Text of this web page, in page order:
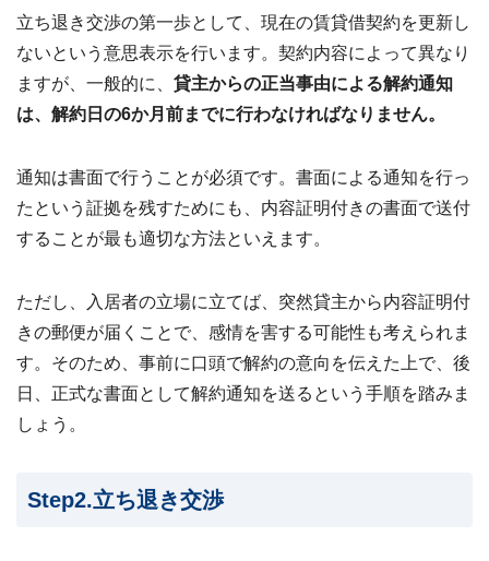
立ち退き交渉の第一歩として、現在の賃貸借契約を更新し
ないという意思表示を行います。契約内容によって異なり
ますが、一般的に、 貸主からの正当事由による解約通知
は、解約日の6か月前までに行わなければなりません。
通知は書面で行うことが必須です。書面による通知を行っ
たという証拠を残すためにも、内容証明付きの書面で送付
することが最も適切な方法といえます。
ただし、入居者の立場に立てば、突然貸主から内容証明付
きの郵便が届くことで、感情を害する可能性も考えられま
す。そのため、事前に口頭で解約の意向を伝えた上で、後
日、正式な書面として解約通知を送るという手順を踏みま
しょう。
Step2.立ち退き交渉